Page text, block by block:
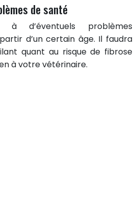
de santé
d’éventuels problèmes
d’un certain âge. Il faudra
quant au risque de fibrose
à votre vétérinaire.